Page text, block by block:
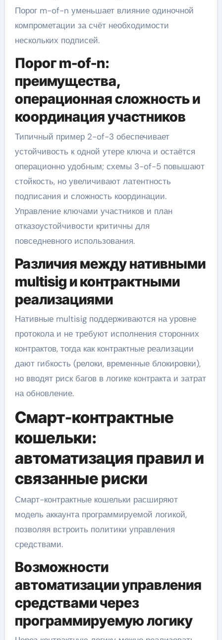
Порог m-of-n уменьшает влияние одиночной
компрометации за счёт необходимости
нескольких подписей.
Порог m-of-n:
преимущества,
операционная сложность и
координация участников
Типичный пример 2-of-3 обеспечивает
устойчивость к одной утере ключа и остаётся
операционно удобным; схемы 3-of-5 повышают
стойкость, но увеличивают латентность
подписания и сложность координации.
Управление ключами участников и план
отказоустойчивости критичны для
повседневного использования.
Различия между нативными
multisig и контрактными
реализациями
Нативные multisig поддерживаются на уровне
протокола и не требуют исполнения сторонних
контрактов, тогда как контрактные реализации
дают гибкость (релоки, временные блокировки),
но вводят риск багов в логике контракта и затрат
на обновление.
Смарт-контрактные
кошельки:
автоматизация правил и
связанные риски
Смарт-контрактные кошельки расширяют
модель аккаунта программируемой логикой,
позволяя встроить политики управления
средствами.
Возможности
автоматизации управления
средствами через
программируемую логику